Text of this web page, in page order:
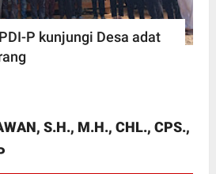
P kunjungi Desa adat
S.H., M.H., CHL., CPS.,